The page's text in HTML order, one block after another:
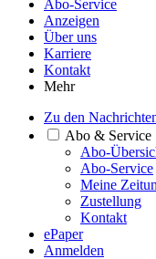
Abo-Service
Anzeigen
Über uns
Karriere
Kontakt
Mehr
Zu den
Abo & Service
Abo-
Abo-Service
Meine
Zustellung
Kontakt
ePaper
Anmelden